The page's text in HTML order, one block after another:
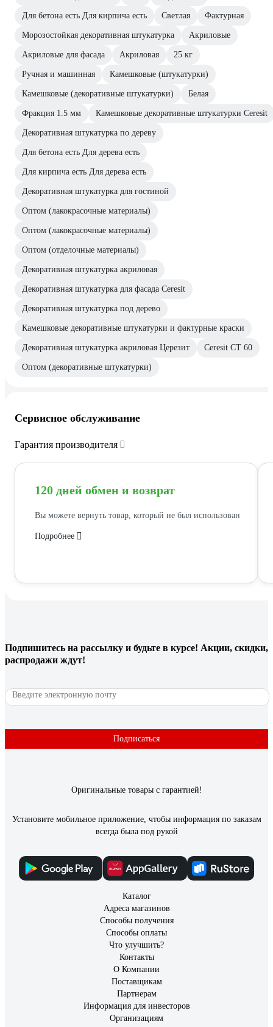
Для бетона есть Для кирпича есть Светлая Фактурная
Морозостойкая декоративная штукатурка Акриловые
Акриловые для фасада Акриловая 25 кг
Ручная и машинная Камешковые (штукатурки)
Камешковые (декоративные штукатурки) Белая
Фракция 1.5 мм Камешковые декоративные штукатурки Ceresit
Декоративная штукатурка по дереву
Для бетона есть Для дерева есть
Для кирпича есть Для дерева есть
Декоративная штукатурка для гостиной
Оптом (лакокрасочные материалы)
Оптом (лакокрасочные материалы)
Оптом (отделочные материалы)
Декоративная штукатурка акриловая
Декоративная штукатурка для фасада Ceresit
Декоративная штукатурка под дерево
Камешковые декоративные штукатурки и фактурные краски
Декоративная штукатурка акриловая Церезит Ceresit CT 60
Оптом (декоративные штукатурки)
Сервисное обслуживание
Гарантия производителя
120 дней обмен и возврат
Вы можете вернуть товар, который не был использован
Подробнее
Подпишитесь на рассылку и будьте в курсе! Акции, скидки,
распродажи ждут!
Подписаться
Оригинальные товары с гарантией!
Установите мобильное приложение, чтобы информация по заказам
всегда была под рукой
Каталог
Адреса магазинов
Способы получения
Способы оплаты
Что улучшить?
Контакты
О Компании
Поставщикам
Партнерам
Информация для инвесторов
Организациям